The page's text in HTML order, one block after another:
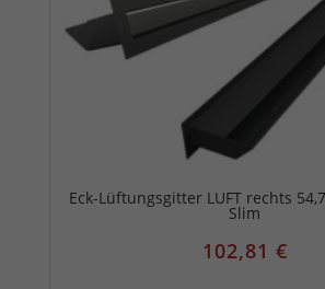
Eck-Lüftungsgitter LUFT rechts
Slim
102,81 €